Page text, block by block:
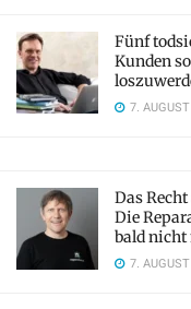
Fünf
Kunden
7.
Das
Die
bald nicht
7.